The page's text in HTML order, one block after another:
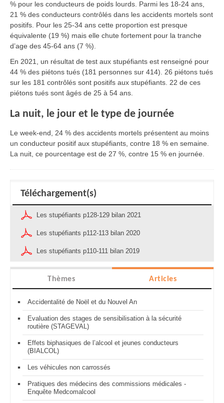
% pour les conducteurs de poids lourds. Parmi les 18-24 ans,
21 % des conducteurs contrôlés dans les accidents mortels sont
positifs. Pour les 25-34 ans cette proportion est presque
équivalente (19 %) mais elle chute fortement pour la tranche
d’age des 45-64 ans (7 %).
En 2021, un résultat de test aux stupéfiants est renseigné pour
44 % des piétons tués (181 personnes sur 414). 26 piétons tués
sur les 181 contrôlés sont positifs aux stupéfiants. 22 de ces
piétons tués sont âgés de 25 à 54 ans.
La nuit, le jour et le type de journée
Le week-end, 24 % des accidents mortels présentent au moins
un conducteur positif aux stupéfiants, contre 18 % en semaine.
La nuit, ce pourcentage est de 27 %, contre 15 % en journée.
Téléchargement(s)
Les stupéfiants p128-129 bilan 2021
Les stupéfiants p112-113 bilan 2020
Les stupéfiants p110-111 bilan 2019
Thèmes Articles
Accidentalité de Noël et du Nouvel An
Evaluation des stages de sensibilisation à la sécurité
routière (STAGEVAL)
Effets biphasiques de l’alcool et jeunes conducteurs
(BIALCOL)
Les véhicules non carrossés
Pratiques des médecins des commissions médicales -
Enquête Medcomalcool